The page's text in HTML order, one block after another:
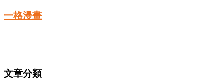
一格漫畫
文章分類